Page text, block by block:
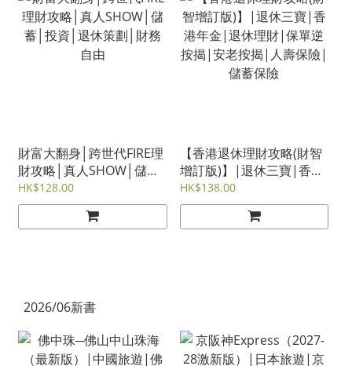
財富大翻身│跨世代FIRE理
財攻略│真人SHOW│儲蓄
│投資│退休策劃│財務自
由
HK$128.00
【香港退休理財攻略(財智
增訂版)】|退休三寶|香港
年金|退休理財|保單逆按
揭|安老按揭|人壽保險|儲
HK$138.00
2026/06新書